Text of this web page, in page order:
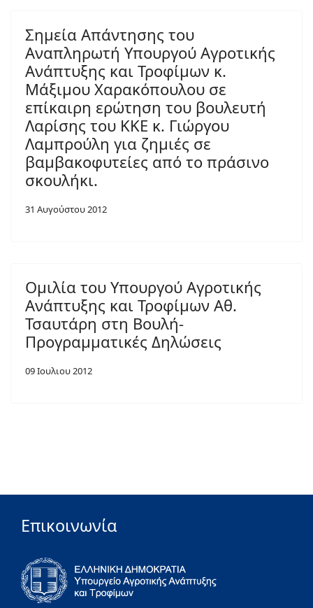
Σημεία Απάντησης του
Αναπληρωτή Υπουργού Αγροτικής
Ανάπτυξης και Τροφίμων κ.
Μάξιμου Χαρακόπουλου σε
επίκαιρη ερώτηση του βουλευτή
Λαρίσης του ΚΚΕ κ. Γιώργου
Λαμπρούλη για ζημιές σε
βαμβακοφυτείες από το πράσινο
σκουλήκι.
31 Αυγούστου 2012
Ομιλία του Υπουργού Αγροτικής
Ανάπτυξης και Τροφίμων Αθ.
Τσαυτάρη στη Βουλή-
Προγραμματικές Δηλώσεις
09 Ιουλιου 2012
Επικοινωνία